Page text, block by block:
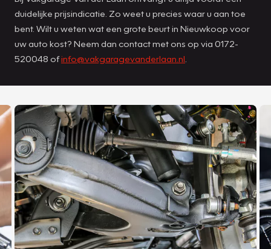
duidelijke prijsindicatie. Zo weet u precies waar u aan toe
bent. Wilt u weten wat een grote beurt in Nieuwkoop voor
uw auto kost? Neem dan contact met ons op via 0172-
520048 ofinfo@vakgaragevanderlaan.nl